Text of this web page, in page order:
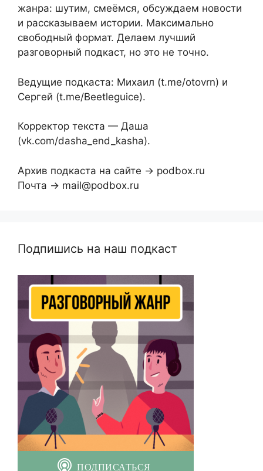
жанра: шутим, смеёмся, обсуждаем новости
и рассказываем истории. Максимально
свободный формат. Делаем лучший
разговорный подкаст, но это не точно.
Ведущие подкаста: Михаил (t.me/otovrn) и
Сергей (t.me/Beetleguice).
Корректор текста — Даша
(vk.com/dasha_end_kasha).
Архив подкаста на сайте → podbox.ru
Почта → mail@podbox.ru
Подпишись на наш подкаст